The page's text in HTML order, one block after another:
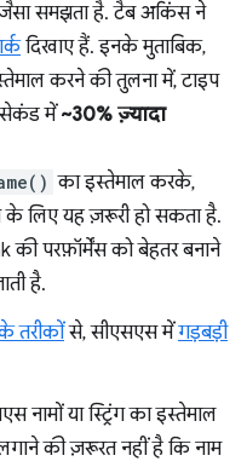
समझता है. टैब अकिंस ने
दिखाए हैं. इनके मुताबिक,
करने की तुलना में, टाइप
में~30% ज़्यादा
का इस्तेमाल करके,
के लिए यह ज़रूरी हो सकता है.
की परफ़ॉर्मेंस को बेहतर बनाने
है.
के तरीकोंसे, सीएसएस मेंगड़बड़ी
या स्ट्रिंग का इस्तेमाल
की ज़रूरत नहीं है कि नाम